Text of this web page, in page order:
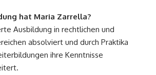
hat Maria Zarrella?
Ausbildung in rechtlichen und
absolviert und durch Praktika
ihre Kenntnisse